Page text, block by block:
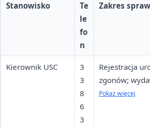
Stanowisko
Te
le
fo
n
Zakres spraw
Kierownik USC
3
3
8
6
3
Rejestracja
zgonów;
aktów stanu
Pokaż więcej